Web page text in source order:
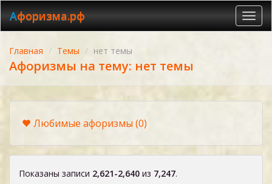
Афоризма.рф
Главная Темы нет темы
Афоризмы на тему: нет темы
Любимые афоризмы (0)
Показаны записи 2,621-2,640 из 7,247.